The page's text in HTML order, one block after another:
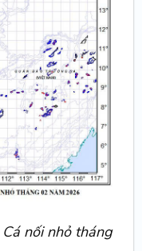
nối nhỏ tháng